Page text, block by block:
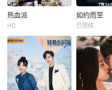
弃的“紧急联络
人”；产后抑郁中自
我摧
儿，本与
有婚约
热血派
赵阵雨
这是一个关于那些
年我们不知所云但
无限美好的青春的
故事。 &amp;nbs
热血派
HD
如约而至
宗元圆
本剧是一
乐爱情轻
音乐剧团
点，将一
如约而至
已完结